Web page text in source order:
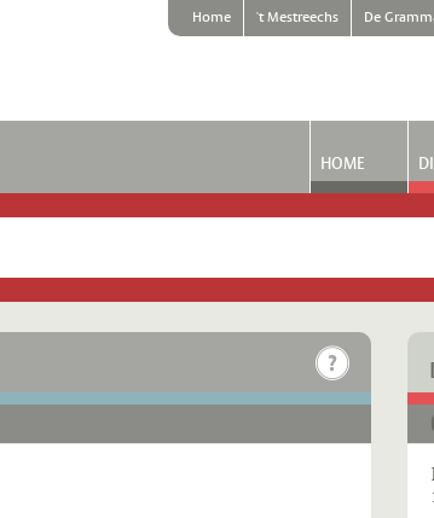
Home 't Mestreechs De
HOME